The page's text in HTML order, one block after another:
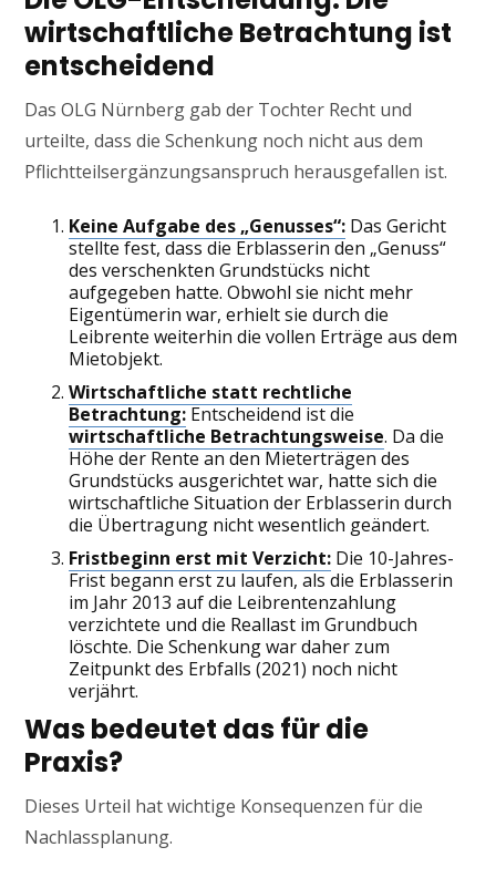
wirtschaftliche Betrachtung ist
entscheidend
Das OLG Nürnberg gab der Tochter Recht und
urteilte, dass die Schenkung noch nicht aus dem
Pflichtteilsergänzungsanspruch herausgefallen ist.
Keine Aufgabe des „Genusses“: Das Gericht
stellte fest, dass die Erblasserin den „Genuss“
des verschenkten Grundstücks nicht
aufgegeben hatte. Obwohl sie nicht mehr
Eigentümerin war, erhielt sie durch die
Leibrente weiterhin die vollen Erträge aus dem
Mietobjekt.
Wirtschaftliche statt rechtliche
Betrachtung: Entscheidend ist die
wirtschaftliche Betrachtungsweise. Da die
Höhe der Rente an den Mieterträgen des
Grundstücks ausgerichtet war, hatte sich die
wirtschaftliche Situation der Erblasserin durch
die Übertragung nicht wesentlich geändert.
Fristbeginn erst mit Verzicht: Die 10-Jahres-
Frist begann erst zu laufen, als die Erblasserin
im Jahr 2013 auf die Leibrentenzahlung
verzichtete und die Reallast im Grundbuch
löschte. Die Schenkung war daher zum
Zeitpunkt des Erbfalls (2021) noch nicht
verjährt.
Was bedeutet das für die
Praxis?
Dieses Urteil hat wichtige Konsequenzen für die
Nachlassplanung.